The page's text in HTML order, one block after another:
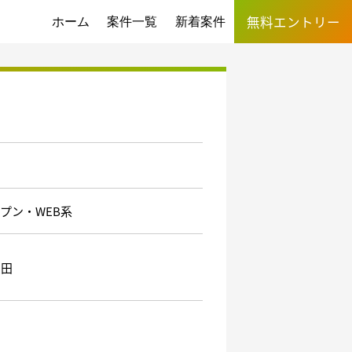
無料エントリー
ホーム 案件一覧 新着案件
ン・WEB系